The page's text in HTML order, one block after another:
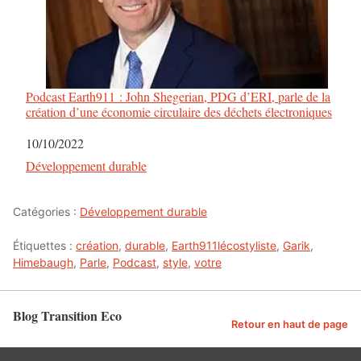
Podcast Earth911 : John Shegerian, PDG d’ERI, parle de la
création d’une économie circulaire des déchets électroniques
Date
10/10/2022
Par rapport à
Développement durable
Catégories : Développement durable
Étiquettes : création, durable, Earth911lécostyliste, Garik,
Himebaugh, Parle, Podcast, style, votre
Blog Transition Eco Retour en haut de page